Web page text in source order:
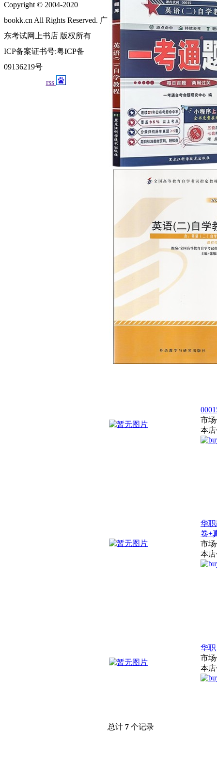
市
本
华
卷+
市
本
华
市
本
总计 7 个记录
Copyright © 2004-2020
bookk.cn All Rights Reserved. 广
东考试网上书店 版权所有
ICP备案证书号:粤ICP备
09136219号
rss